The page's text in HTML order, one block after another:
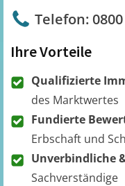
Telefon:
Ihre Vorteile
Qualifizierte
des Marktwertes
Fundierte
Erbschaft und
Unverbindliche
Sachverständige